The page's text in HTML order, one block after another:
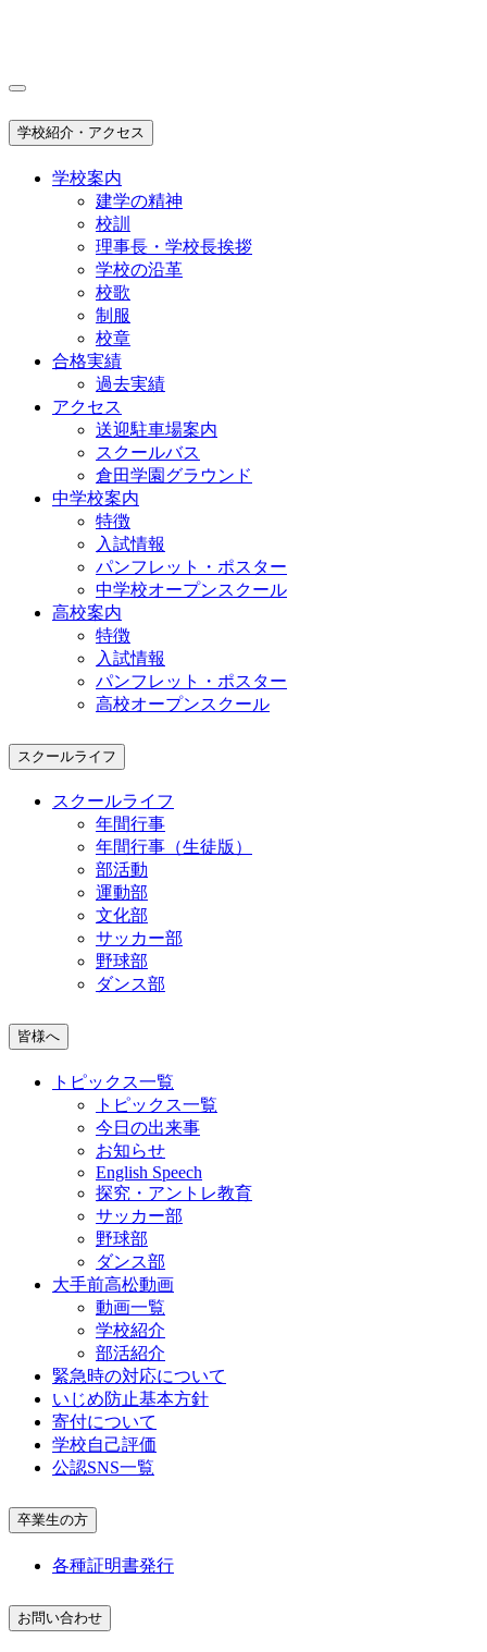
学校紹介・アクセス
学校案内
建学の精神
校訓
理事長・学校長挨拶
学校の沿革
校歌
制服
校章
合格実績
過去実績
アクセス
送迎駐車場案内
スクールバス
倉田学園グラウンド
中学校案内
特徴
入試情報
パンフレット・ポスター
中学校オープンスクール
高校案内
特徴
入試情報
パンフレット・ポスター
高校オープンスクール
スクールライフ
スクールライフ
年間行事
年間行事（生徒版）
部活動
運動部
文化部
サッカー部
野球部
ダンス部
皆様へ
トピックス一覧
トピックス一覧
今日の出来事
お知らせ
English Speech
探究・アントレ教育
サッカー部
野球部
ダンス部
大手前高松動画
動画一覧
学校紹介
部活紹介
緊急時の対応について
いじめ防止基本方針
寄付について
学校自己評価
公認SNS一覧
卒業生の方
各種証明書発行
お問い合わせ